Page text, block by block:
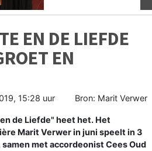
EN DE LIEFDE
EN
15:28 uur Bron: Marit Verwer
de Liefde" heet het. Het
Marit Verwer in juni speelt in 3
met accordeonist Cees Oud